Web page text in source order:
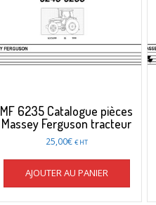
MF 6235 Catalogue pièces
Massey Ferguson tracteur
25,00€ € HT
AJOUTER AU PANIER